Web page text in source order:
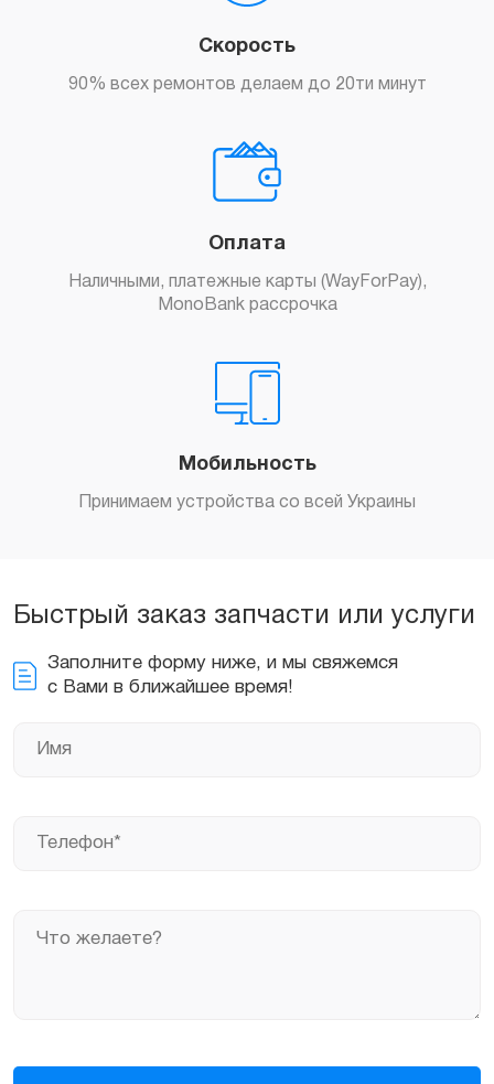
Скорость
90% всех ремонтов делаем до 20ти минут
Оплата
Наличными, платежные карты (WayForPay),
MonoBank рассрочка
Мобильность
Принимаем устройства со всей Украины
Быстрый заказ запчасти или услуги
Заполните форму ниже, и мы свяжемся
с Вами в ближайшее время!